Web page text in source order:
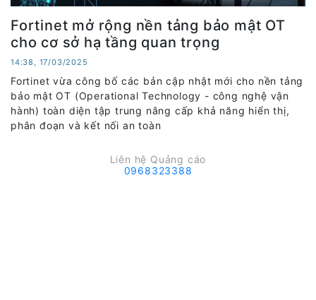
Fortinet mở rộng nền tảng bảo mật OT
cho cơ sở hạ tầng quan trọng
14:38, 17/03/2025
Fortinet vừa công bố các bản cập nhật mới cho nền tảng
bảo mật OT (Operational Technology - công nghệ vận
hành) toàn diện tập trung nâng cấp khả năng hiển thị,
phân đoạn và kết nối an toàn
Liên hệ Quảng cáo
0968323388